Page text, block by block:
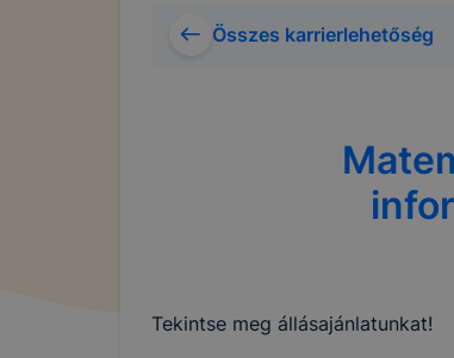
Összes karrierlehetőség
Tekintse meg állásajánlatunkat!